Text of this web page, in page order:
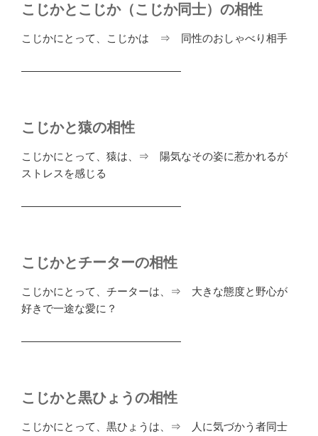
こじかとこじか（こじか同士）の相性
こじかにとって、こじかは ⇒ 同性のおしゃべり相手
―――――――――――――――
こじかと猿の相性
こじかにとって、猿は、⇒ 陽気なその姿に惹かれるが
ストレスを感じる
―――――――――――――――
こじかとチーターの相性
こじかにとって、チーターは、⇒ 大きな態度と野心が
好きで一途な愛に？
―――――――――――――――
こじかと黒ひょうの相性
こじかにとって、黒ひょうは、⇒ 人に気づかう者同士